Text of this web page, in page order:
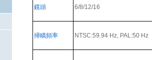
鏡頭 6/8/12/16
掃瞄頻率 NTSC:59.94 Hz, PAL:50 Hz